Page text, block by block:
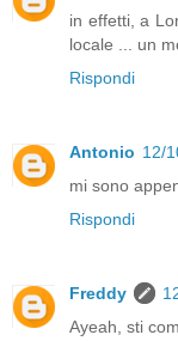
in effetti, a
locale ... un
Rispondi
Antonio 12/
mi sono
Rispondi
Freddy
Ayeah, sti